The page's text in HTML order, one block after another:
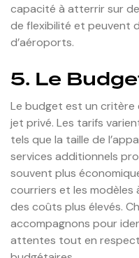
capacité à atterrir sur
de flexibilité et peuvent
d’aéroports.
5. Le
Le budget est un critère
jet privé. Les tarifs
tels que la taille de
services additionnels
souvent plus
courriers et les
des coûts plus élevés.
accompagnons pour
attentes tout en